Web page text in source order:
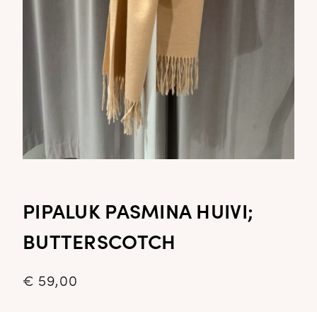
PIPALUK PASMINA HUIVI;
BUTTERSCOTCH
€ 59,00